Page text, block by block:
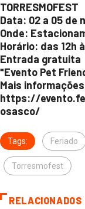
TORRESMOFEST
Data: 02 a 05 de
Onde:
Horário: das 12h
Entrada gratuita
*Evento Pet
Mais
https://
osasco/
Tags: Feriado
Torresmofest
RELACIONADOS